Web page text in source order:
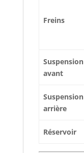
Freins
Suspension
avant
Suspension
arrière
Réservoir